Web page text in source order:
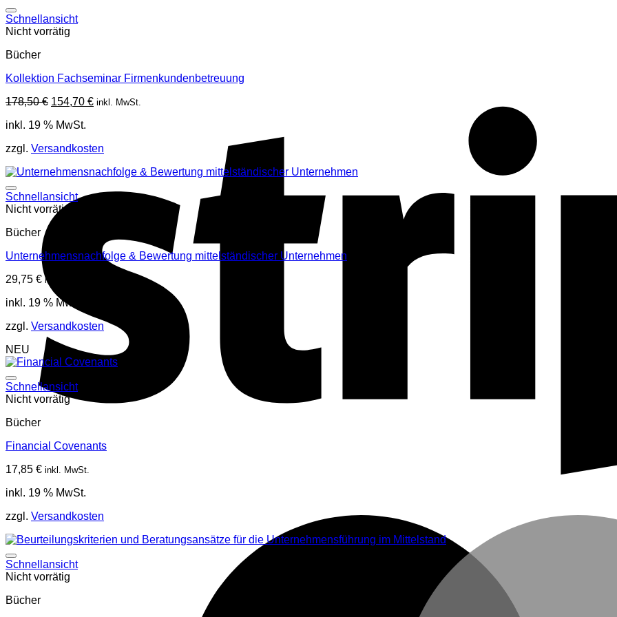
Schnellansicht
Nicht vorrätig
Bücher
Kollektion Fachseminar Firmenkundenbetreuung
178,50€ Ursprünglicher
war:
154,70 €Aktueller
inkl. MwSt.
inkl. 19 % MwSt.
zzgl. Versandkosten
Schnellansicht
Nicht vorrätig
Bücher
Unternehmensnachfolge & Bewertung mittelständischer Unternehmen
29,75 € inkl. MwSt.
inkl. 19 % MwSt.
zzgl. Versandkosten
NEU
Schnellansicht
Nicht vorrätig
Bücher
Financial Covenants
17,85 € inkl. MwSt.
inkl. 19 % MwSt.
zzgl. Versandkosten
Schnellansicht
Nicht vorrätig
Bücher